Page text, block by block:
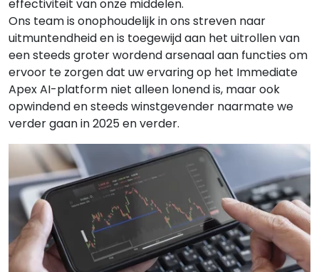
effectiviteit van onze middelen.
Ons team is onophoudelijk in ons streven naar
uitmuntendheid en is toegewijd aan het uitrollen van
een steeds groter wordend arsenaal aan functies om
ervoor te zorgen dat uw ervaring op het Immediate
Apex AI-platform niet alleen lonend is, maar ook
opwindend en steeds winstgevender naarmate we
verder gaan in 2025 en verder.